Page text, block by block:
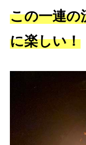
この一連の
に楽しい！